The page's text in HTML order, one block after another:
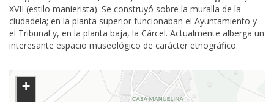
XVII (estilo manierista). Se construyó sobre la muralla de la
ciudadela; en la planta superior funcionaban el Ayuntamiento y
el Tribunal y, en la planta baja, la Cárcel. Actualmente alberga un
interesante espacio museológico de carácter etnográfico.
+